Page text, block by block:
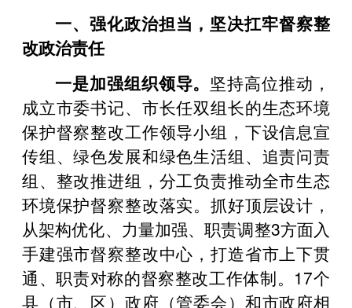
一、强化政治担当，坚决扛牢督察整
改政治责任
一是加强组织领导。 坚持高位推动，
成立市委书记、市长任双组长的生态环境
保护督察整改工作领导小组，下设信息宣
传组、绿色发展和绿色生活组、追责问责
组、整改推进组，分工负责推动全市生态
环境保护督察整改落实。抓好顶层设计，
从架构优化、力量加强、职责调整3方面入
手建强市督察整改中心，打造省市上下贯
通、职责对称的督察整改工作体制。17个
县（市、区）政府（管委会）和市政府相